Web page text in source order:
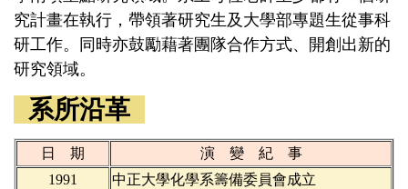
究計畫在執行，帶領著研究生及大學部專題生從事科
研工作。同時亦鼓勵藉著團隊合作方式、開創出新的
研究領域。
系所沿革
日 期
演 變 紀 事
1991
中正大學化學系籌備委員會成立